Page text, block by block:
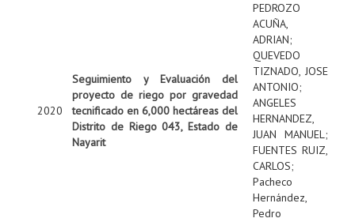
2020
Seguimiento y Evaluación del
proyecto de riego por gravedad
tecnificado en 6,000 hectáreas del
Distrito de Riego 043, Estado de
Nayarit
PEDROZO
ACUÑA,
ADRIAN;
QUEVEDO
TIZNADO, JOSE
ANTONIO;
ANGELES
HERNANDEZ,
JUAN MANUEL;
FUENTES RUIZ,
CARLOS;
Pacheco
Hernández,
Pedro